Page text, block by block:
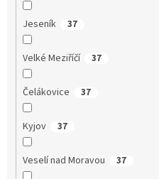
Jeseník 37
Velké Meziříčí 37
Čelákovice 37
Kyjov 37
Veselí nad Moravou 37